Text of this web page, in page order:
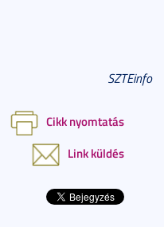
SZTEinfo
Cikk nyomtatás
Link küldés